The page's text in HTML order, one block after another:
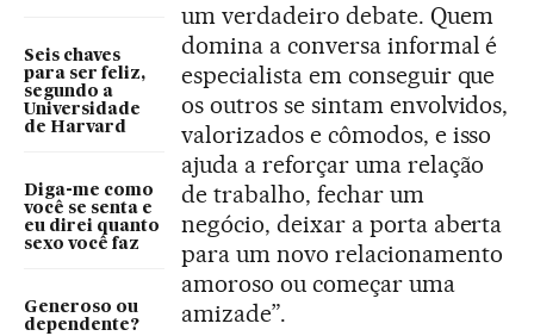
Seis chaves
para ser feliz,
segundo a
Universidade
de Harvard
Diga-me como
você se senta e
eu direi quanto
sexo você faz
Generoso ou
dependente?
um verdadeiro debate. Quem
domina a conversa informal é
especialista em conseguir que
os outros se sintam envolvidos,
valorizados e cômodos, e isso
ajuda a reforçar uma relação
de trabalho, fechar um
negócio, deixar a porta aberta
para um novo relacionamento
amoroso ou começar uma
amizade”.